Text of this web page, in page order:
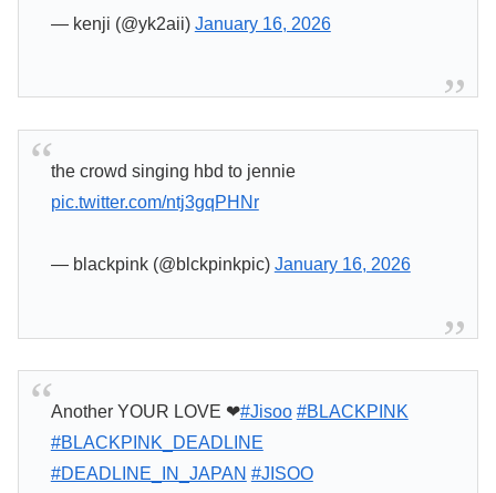
— kenji (@yk2aii) January 16, 2026
the crowd singing hbd to jennie
pic.twitter.com/ntj3gqPHNr
— blackpink (@blckpinkpic) January 16, 2026
Another YOUR LOVE ❤#Jisoo #BLACKPINK
#BLACKPINK_DEADLINE
#DEADLINE_IN_JAPAN #JISOO